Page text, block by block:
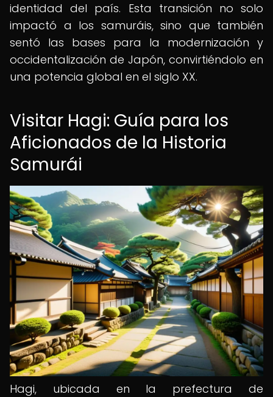
identidad del país. Esta transición no solo
impactó a los samuráis, sino que también
sentó las bases para la modernización y
occidentalización de Japón, convirtiéndolo en
una potencia global en el siglo XX.
Visitar Hagi: Guía para los
Aficionados de la Historia
Samurái
Hagi, ubicada en la prefectura de